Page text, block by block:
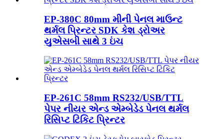
EP-380C 80mm મીની પેનલ માઉન્ટ
થર્મલ પ્રિન્ટર SDK કેશ ડ્રોઅર
યુએસબી સાથે 3 ઇંચ
EP-261C 58mm RS232/USB/TTL
પેપર નીયર એન્ડ એમ્બેડેડ પેનલ થર્મલ
રિસિપ્ટ ટિકિટ પ્રિન્ટર